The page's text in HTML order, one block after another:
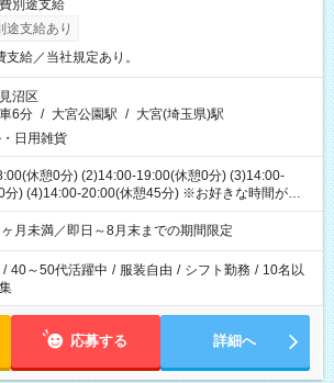
別途支給
途支給あり
支給／当社規定あり。
沼区
6分 / 大宮公園駅 / 大宮(埼玉県)駅
日用雑貨
休憩0分) (2)14:00-19:00(休憩0分) (3)14:00-
分) (4)14:00-20:00(休憩45分) ※お好きな時間が選べ
月未満／即日～8月末までの期間限定
/ 40～50代活躍中 / 服装自由 / シフト勤務 / 10名以
応募する 詳細へ